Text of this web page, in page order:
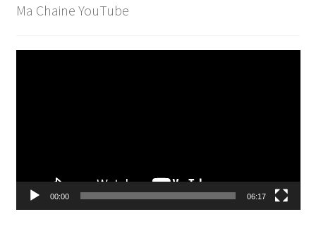
Ma Chaine YouTube
00:00 06:17